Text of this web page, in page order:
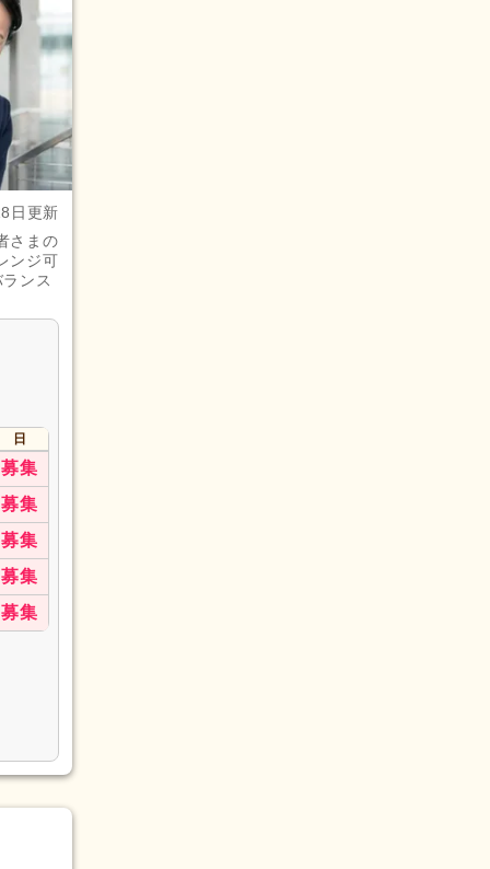
日更新
さまの
ンジ可
ンス
日
募集
募集
募集
募集
募集